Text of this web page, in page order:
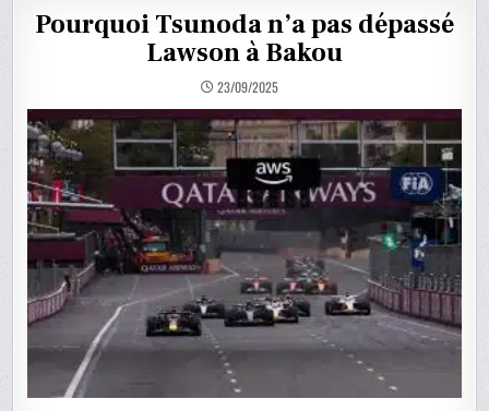
Pourquoi Tsunoda n’a pas dépassé
Lawson à Bakou
23/09/2025